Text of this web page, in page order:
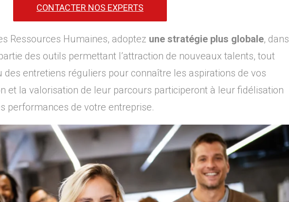
CONTACTER NOS EXPERTS
Ressources Humaines, adoptez une stratégie plus globale, dans
des outils permettant l’attraction de nouveaux talents, tout
entretiens réguliers pour connaître les aspirations de vos
et la valorisation de leur parcours participeront à leur fidélisation
performances de votre entreprise.